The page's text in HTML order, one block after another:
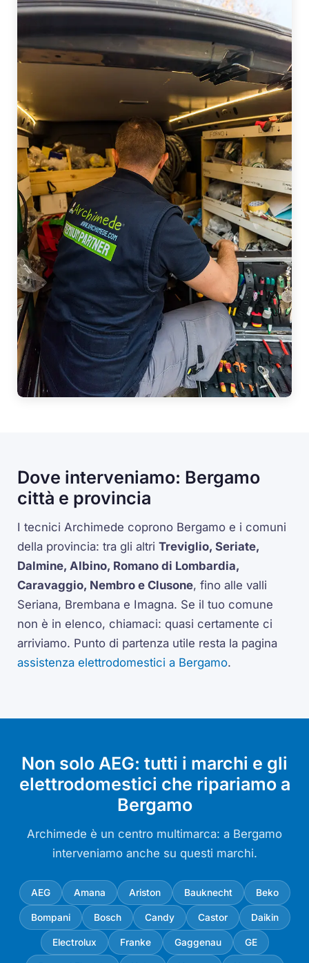
Dove interveniamo: Bergamo
città e provincia
I tecnici Archimede coprono Bergamo e i comuni
della provincia: tra gli altriTreviglio, Seriate,
Dalmine, Albino, Romano di Lombardia,
Caravaggio, Nembro e Clusone, fino alle valli
Seriana, Brembana e Imagna. Se il tuo comune
non è in elenco, chiamaci: quasi certamente ci
arriviamo. Punto di partenza utile resta la pagina
assistenza elettrodomestici a Bergamo.
Non solo AEG: tutti i marchi e gli
elettrodomestici che ripariamo a
Bergamo
Archimede è un centro multimarca: a Bergamo
interveniamo anche su questi marchi.
AEG Amana Ariston Bauknecht Beko
Bompani Bosch Candy Castor Daikin
Electrolux Franke Gaggenau GE